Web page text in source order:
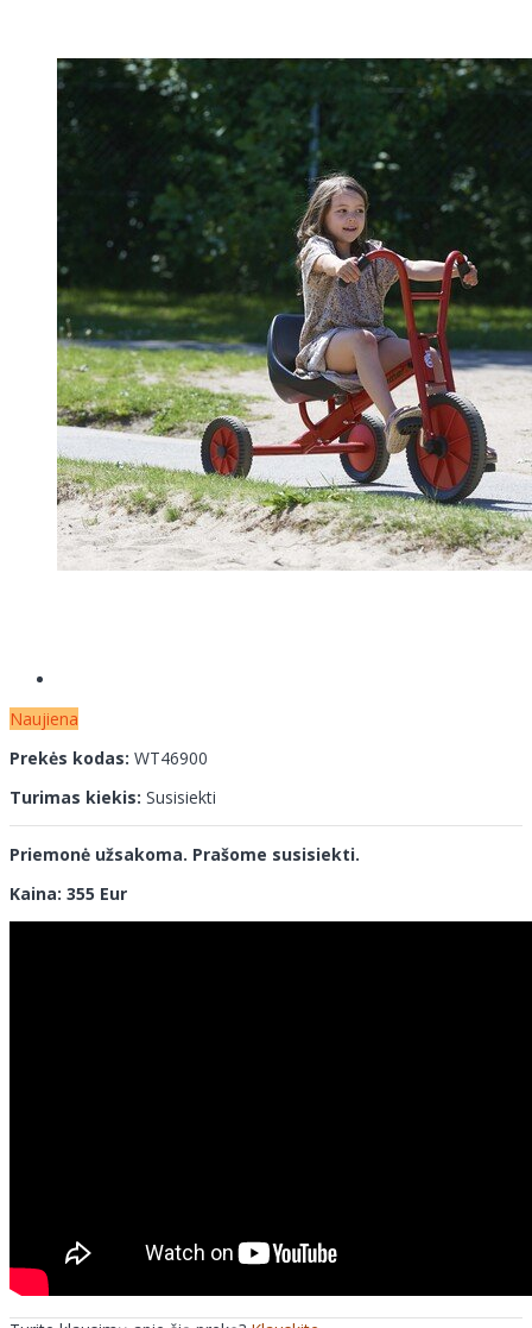
Naujiena
Prekės kodas: WT46900
Turimas kiekis: Susisiekti
Priemonė užsakoma. Prašome susisiekti.
Kaina: 355 Eur